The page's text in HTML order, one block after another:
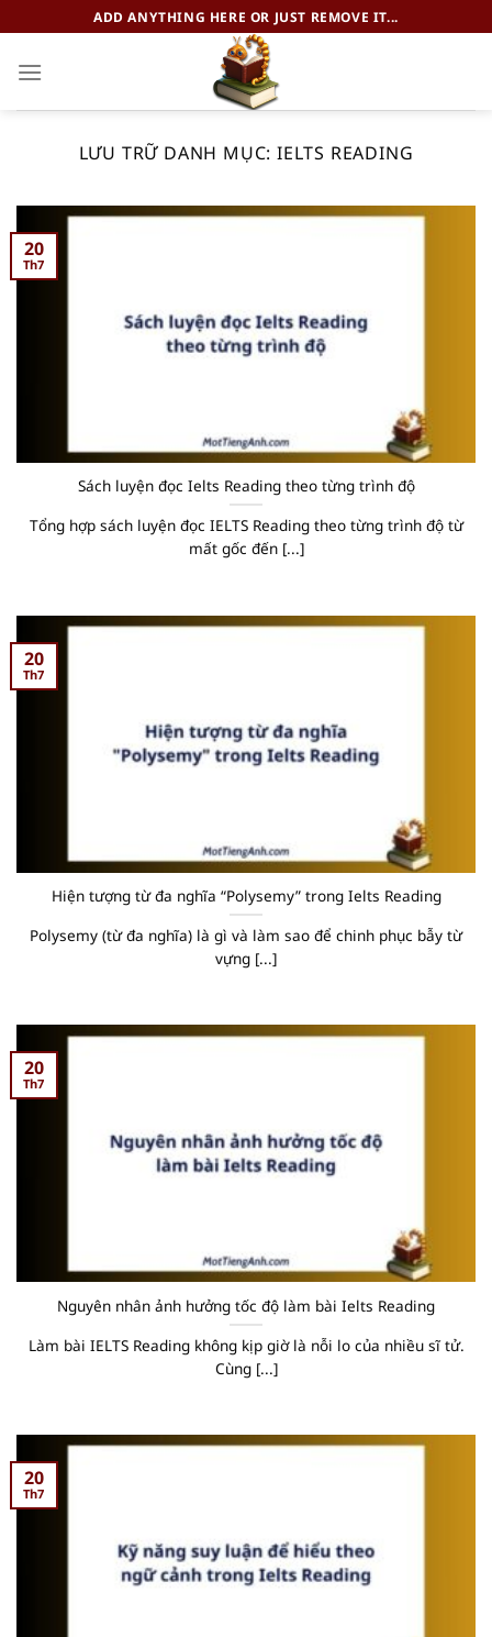
đến
nội
ADD ANYTHING HERE OR JUST REMOVE IT...
LƯU TRỮ DANH MỤC: IELTS READING
Sách luyện đọc Ielts Reading theo từng trình độ
Tổng hợp sách luyện đọc IELTS Reading theo từng trình độ từ
mất gốc đến [...]
20
Th7
Hiện tượng từ đa nghĩa “Polysemy” trong Ielts Reading
Polysemy (từ đa nghĩa) là gì và làm sao để chinh phục bẫy từ
vựng [...]
20
Th7
Nguyên nhân ảnh hưởng tốc độ làm bài Ielts Reading
Làm bài IELTS Reading không kịp giờ là nỗi lo của nhiều sĩ tử.
Cùng [...]
20
Th7
20
Th7